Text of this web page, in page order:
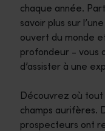
chaque année.
savoir plus sur
ouvert du monde
profondeur - vous
d’assister à une
Découvrez où tout
champs aurifères.
prospecteurs ont